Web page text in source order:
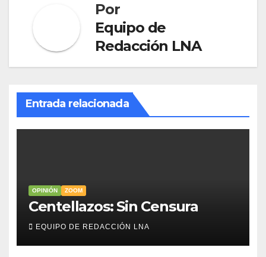
Por
Equipo de
Redacción LNA
Entrada relacionada
OPINIÓN ZOOM
Centellazos: Sin Censura
EQUIPO DE REDACCIÓN LNA